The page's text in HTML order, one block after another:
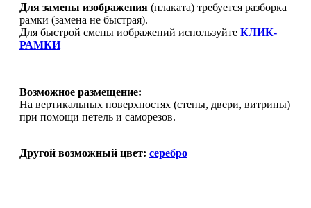
Для замены изображения (плаката) требуется разборка
рамки (замена не быстрая).
Для быстрой смены иображений используйте КЛИК-
РАМКИ
Возможное размещение:
На вертикальных поверхностях (стены, двери, витрины)
при помощи петель и саморезов.
Другой возможный цвет: серебро